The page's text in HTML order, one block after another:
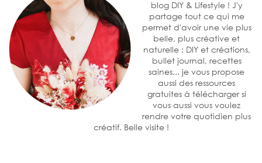
blog DIY & Lifestyle ! J'y
partage tout ce qui me
permet d'avoir une vie plus
belle, plus créative et
naturelle : DIY et créations,
bullet journal, recettes
saines... je vous propose
aussi des ressources
gratuites à télécharger si
vous aussi vous voulez
rendre votre quotidien plus
créatif. Belle visite !